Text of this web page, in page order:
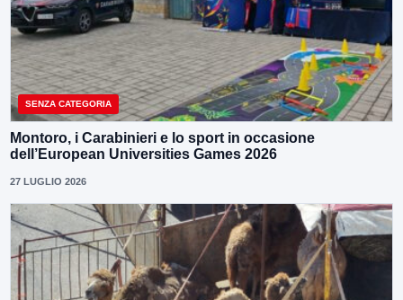
SENZA CATEGORIA
Montoro, i Carabinieri e lo sport in occasione
dell’European Universities Games 2026
27 LUGLIO 2026